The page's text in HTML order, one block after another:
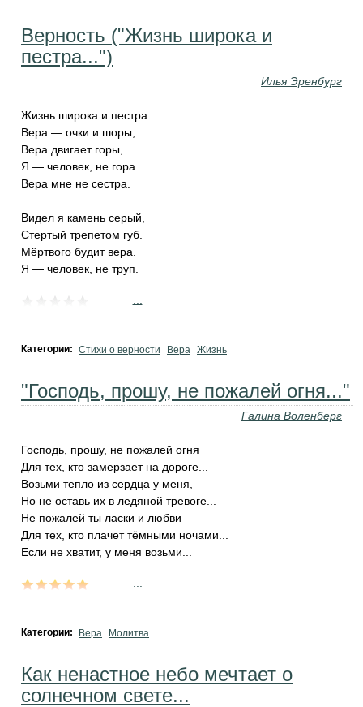
Верность ("Жизнь широка и
пестра...")
Илья Эренбург
Жизнь широка и пестра.
Вера — очки и шоры,
Вера двигает горы,
Я — человек, не гора.
Вера мне не сестра.
Видел я камень серый,
Стертый трепетом губ.
Мёртвого будит вера.
Я — человек, не труп.
Категории: Стихи о верности Вера Жизнь
"Господь, прошу, не пожалей огня..."
Галина Воленберг
Господь, прошу, не пожалей огня
Для тех, кто замерзает на дороге...
Возьми тепло из сердца у меня,
Но не оставь их в ледяной тревоге...
Не пожалей ты ласки и любви
Для тех, кто плачет тёмными ночами...
Если не хватит, у меня возьми...
Категории: Вера Молитва
Как ненастное небо мечтает о
солнечном свете...